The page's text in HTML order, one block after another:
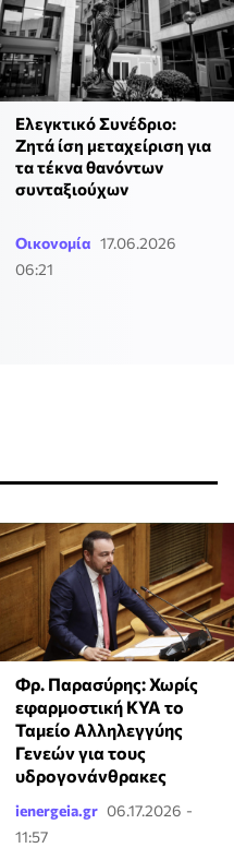
Ελεγκτικό Συνέδριο:
Ζητά ίση μεταχείριση για
τα τέκνα θανόντων
συνταξιούχων
Οικονομία 17.06.2026
06:21
Φρ. Παρασύρης: Χωρίς
εφαρμοστική ΚΥΑ το
Ταμείο Αλληλεγγύης
Γενεών για τους
υδρογονάνθρακες
ienergeia.gr 06.17.2026 -
11:57